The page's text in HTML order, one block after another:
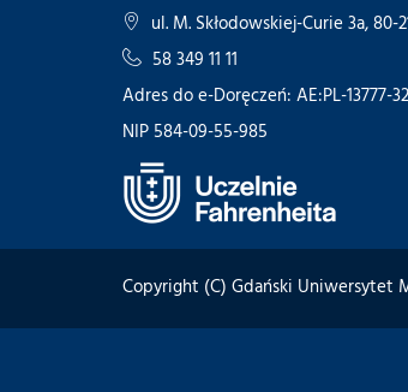
ul. M. Skłodowskiej-Curie 3a, 80-
58 349 11 11
Adres do e-Doręczeń: AE:PL-13777-
NIP 584-09-55-985
Copyright (C) Gdański Uniwersytet